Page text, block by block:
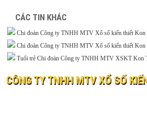
CÁC TIN KHÁC
Chi đoàn Công ty TNHH MTV Xổ số kiến thiết Kon
Chi đoàn Công ty TNHH MTV Xổ số kiến thiết Kon
Tuổi trẻ Chi đoàn Công ty TNHH MTV XSKT Kon
CÔNG TY TNHH MTV XỔ SỐ